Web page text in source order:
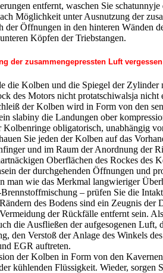
entfernt, waschen Sie
Möglichkeit unter Ausnutzung der
der Öffnungen in den hinteren Wänden
Köpfen der Triebstangen.
der zusammengepressten Luft
die Kolben und die Spiegel der
des Motors nicht protatschiwalsja
der Kolben wird in Form von den
slabiny die Landungen ober
Kolbenringe obligatorisch, unabhängig
Sie jeden der Kolben auf das
und im Raum der Anordnung der
Oberflächen des Rockes des
der durchgehenden Öffnungen und
man wie das Merkmal langwieriger
– prüfen Sie die
des Bodens sind ein Zeugnis
der Rückfälle entfernt sein.
die Ausfließen der aufgesogenen Luft,
den Verstoß der Anlage des Winkels
EGR auftreten.
der Kolben in Form von den
kühlenden Flüssigkeit. Wieder,